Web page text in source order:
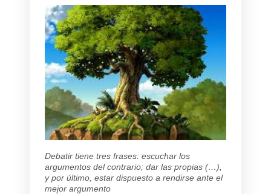
Debatir tiene tres frases: escuchar los
argumentos del contrario; dar las propias (…),
y por último, estar dispuesto a rendirse ante el
mejor argumento